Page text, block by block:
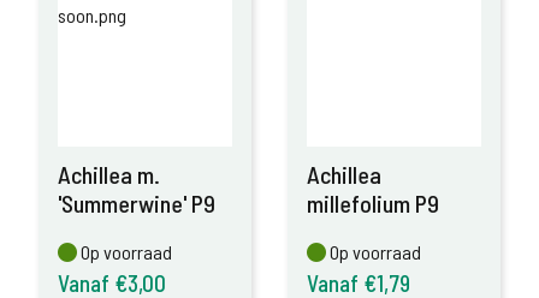
Achillea m.
'Summerwine' P9
Op voorraad
Op voorraad
Vanaf €3,00
Achillea
millefolium P9
Op voorraad
Op voorraad
Vanaf €1,79